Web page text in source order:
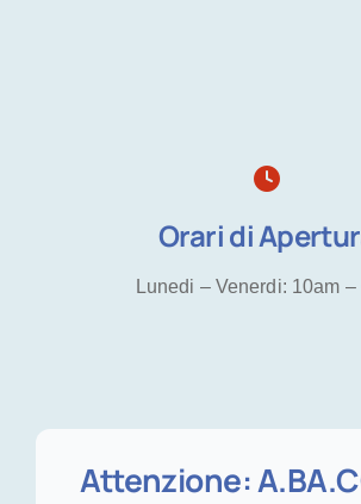
Orari di
Lunedi – Venerdi: 10am –
Attenzione: